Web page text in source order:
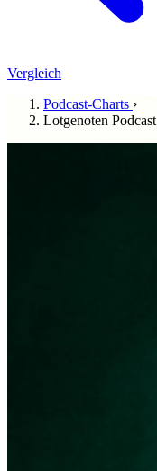
Vergleich
Podcast-Charts ›
Lotgenoten Podcast